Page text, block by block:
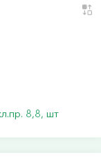
8,8, шт